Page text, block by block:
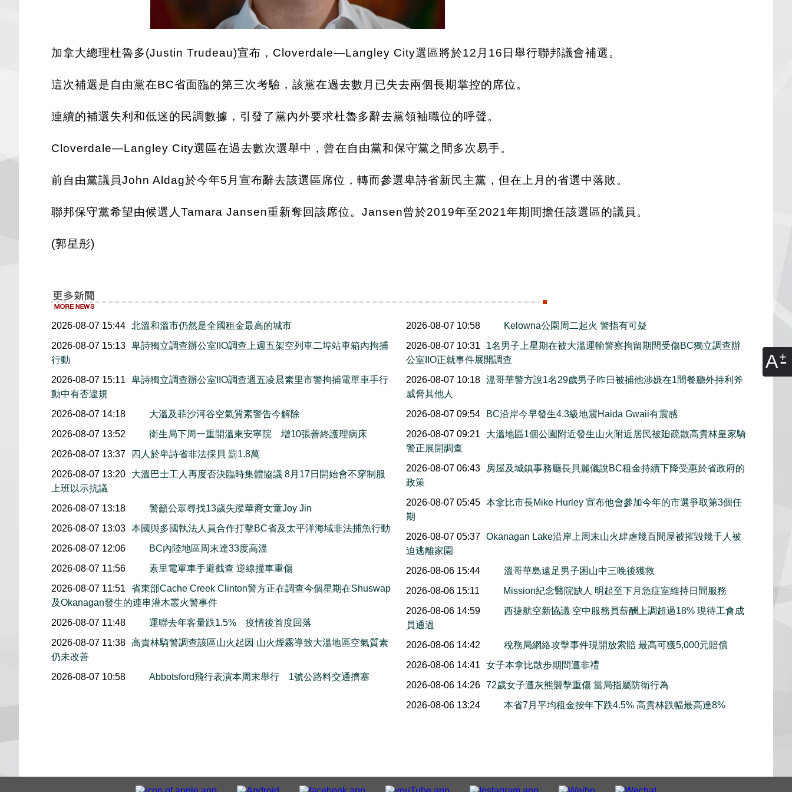
A
加拿大總理杜魯多(Justin Trudeau)宣布，Cloverdale—Langley City選區將於12月16日舉行聯邦議會補選。
這次補選是自由黨在BC省面臨的第三次考驗，該黨在過去數月已失去兩個長期掌控的席位。
連續的補選失利和低迷的民調數據，引發了黨內外要求杜魯多辭去黨領袖職位的呼聲。
Cloverdale—Langley City選區在過去數次選舉中，曾在自由黨和保守黨之間多次易手。
前自由黨議員John Aldag於今年5月宣布辭去該選區席位，轉而參選卑詩省新民主黨，但在上月的省選中落敗。
聯邦保守黨希望由候選人Tamara Jansen重新奪回該席位。Jansen曾於2019年至2021年期間擔任該選區的議員。
(郭星彤)
2026-08-07 15:44 北溫和溫市仍然是全國租金最高的城市
2026-08-07 15:13 卑詩獨立調查辦公室IIO調查上週五架空列車二埠站車箱內拘捕
行動
2026-08-07 15:11
卑詩獨立調查辦公室IIO調查週五凌晨素里市警拘捕電單車手行
動中有否違規
2026-08-07 14:18
大溫及菲沙河谷空氣質素警告今解除
2026-08-07 13:52
衛生局下周一重開溫東安寧院 增10張善終護理病床
2026-08-07 13:37
四人於卑詩省非法採貝 罰1.8萬
2026-08-07 13:20
大溫巴士工人再度否決臨時集體協議 8月17日開始會不穿制服
上班以示抗議
2026-08-07 13:18
警籲公眾尋找13歲失蹤華裔女童Joy Jin
2026-08-07 13:03 本國與多國執法人員合作打擊BC省及太平洋海域非法捕魚行動
2026-08-07 12:06
BC內陸地區周末達33度高溫
2026-08-07 11:56
素里電單車手避截查 逆線撞車重傷
2026-08-07 11:51
省東部Cache Creek Clinton警方正在調查今個星期在Shuswap
及Okanagan發生的連串灌木叢火警事件
2026-08-07 11:48
運聯去年客量跌1.5% 疫情後首度回落
2026-08-07 11:38 高貴林騎警調查該區山火起因 山火煙霧導致大溫地區空氣質素
仍未改善
2026-08-07 10:58
Abbotsford飛行表演本周末舉行 1號公路料交通擠塞
2026-08-07 10:58
Kelowna公園周二起火 警指有可疑
2026-08-07 10:31
1名男子上星期在被大溫運輸警察拘留期間受傷BC獨立調查辦
公室IIO正就事件展開調查
2026-08-07 10:18
溫哥華警方說1名29歲男子昨日被捕他涉嫌在1間餐廳外持利斧
威脅其他人
2026-08-07 09:54
BC沿岸今早發生4.3級地震Haida Gwaii有震感
2026-08-07 09:21
大溫地區1個公園附近發生山火附近居民被廹疏散高貴林皇家騎
警正展開調查
2026-08-07 06:43
房屋及城鎮事務廳長貝麗儀說BC租金持續下降受惠於省政府的
政策
2026-08-07 05:45
本拿比市長Mike Hurley 宣布他會參加今年的市選爭取第3個任
期
2026-08-07 05:37
Okanagan Lake沿岸上周末山火肆虐幾百間屋被摧毀幾千人被
迫逃離家園
2026-08-06 15:44
溫哥華島遠足男子困山中三晚後獲救
2026-08-06 15:11
Mission紀念醫院缺人 明起至下月急症室維持日間服務
2026-08-06 14:59
西捷航空新協議 空中服務員薪酬上調超過18% 現待工會成
員通過
2026-08-06 14:42
稅務局網絡攻擊事件現開放索賠 最高可獲5,000元賠償
2026-08-06 14:41
女子本拿比散步期間遭非禮
2026-08-06 14:26
72歲女子遭灰熊襲擊重傷 當局指屬防衛行為
2026-08-06 13:24
本省7月平均租金按年下跌4.5% 高貴林跌幅最高達8%